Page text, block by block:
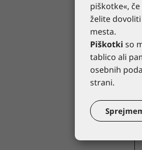
piškotke«,
želite
mesta.
Piškotki so
tablico ali
osebnih
strani.